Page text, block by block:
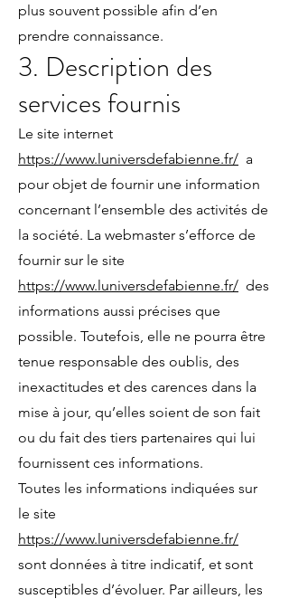
plus souvent possible afin d’en
prendre connaissance.
3. Description des
services fournis
Le site internet
https://www.luniversdefabienne.fr/ a
pour objet de fournir une information
concernant l’ensemble des activités de
la société. La webmaster s’efforce de
fournir sur le site
https://www.luniversdefabienne.fr/ des
informations aussi précises que
possible. Toutefois, elle ne pourra être
tenue responsable des oublis, des
inexactitudes et des carences dans la
mise à jour, qu’elles soient de son fait
ou du fait des tiers partenaires qui lui
fournissent ces informations.
Toutes les informations indiquées sur
le site
https://www.luniversdefabienne.fr/
sont données à titre indicatif, et sont
susceptibles d’évoluer. Par ailleurs, les